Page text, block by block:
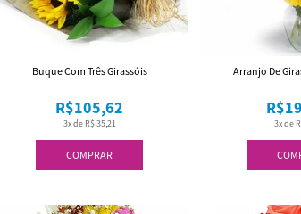
COMPRAR
3x de R$ 35,21
R$105,62
Buque Com Três Girassóis
3x de
Arranjo De